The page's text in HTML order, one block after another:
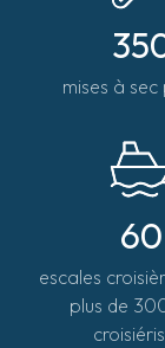
mises à
60
escales
plus de